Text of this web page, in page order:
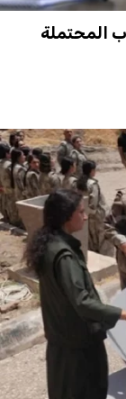
المحتملة